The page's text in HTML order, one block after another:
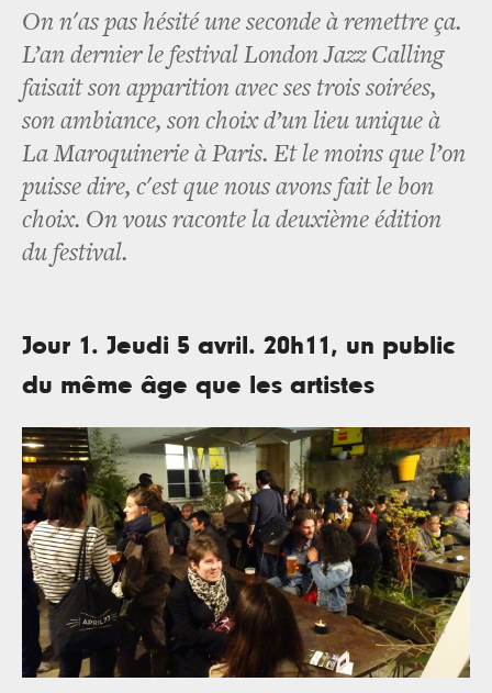
On n'as pas hésité une seconde à remettre ça.
L’an dernier le festival London Jazz Calling
faisait son apparition avec ses trois soirées,
son ambiance, son choix d’un lieu unique à
La Maroquinerie à Paris. Et le moins que l’on
puisse dire, c'est que nous avons fait le bon
choix. On vous raconte la deuxième édition
du festival.
Jour 1. Jeudi 5 avril. 20h11, un public
du même âge que les artistes